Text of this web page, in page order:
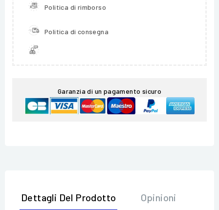
Politica di rimborso
Politica di consegna
Garanzia di un pagamento sicuro
Dettagli Del Prodotto Opinioni